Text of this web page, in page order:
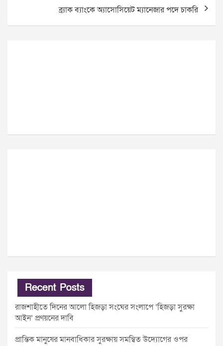
ব্র্যাক ব্যাংকে অ্যাসোসিয়েট ম্যানেজার পদে চাকরি
Recent Posts
রাজশাহীতে দিনের আলো হিজড়া সংঘের সংলাপে ‘হিজড়া সুরক্ষা
আইন’ প্রণয়নের দাবি
প্রান্তিক মানুষের মানবাধিকার সুরক্ষায় সমন্বিত উদ্যোগের ওপর